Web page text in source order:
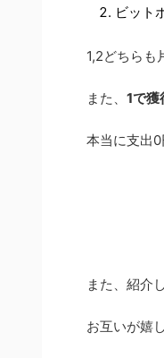
ビット
1,2どちらも
また、 1で
本当に支出
また、紹介
お互いが嬉